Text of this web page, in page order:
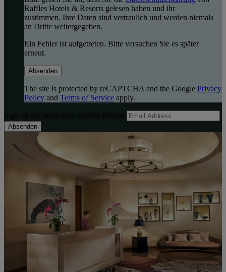
Raffles Hotels & Resorts gelesen haben und ihr
zustimmen. Ihre Daten sind vertraulich und werden niemals
an Dritte weitergegeben.
Ein Fehler ist aufgetreten. Bitte versuchen Sie es später
erneut.
Absenden
The site is protected by reCAPTCHA and the Google Privacy
Policy and Terms of Service apply.
Absenden